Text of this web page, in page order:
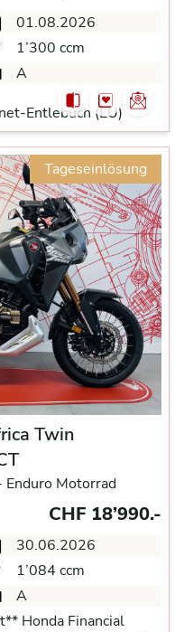
01.08.2026
1’300 ccm
A
Entlebuch (LU)
Tageseinlösung
Twin
Enduro Motorrad
CHF 18’990.-
30.06.2026
1’084 ccm
A
Honda Financial